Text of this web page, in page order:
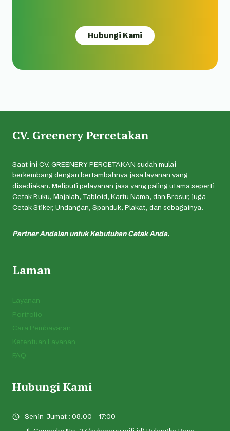
Hubungi Kami
CV. Greenery Percetakan
Saat ini CV. GREENERY PERCETAKAN sudah mulai
berkembang dengan bertambahnya jasa layanan yang
disediakan. Meliputi pelayanan jasa yang paling utama seperti
Cetak Buku, Majalah, Tabloid, Kartu Nama, dan Brosur, juga
Cetak Stiker, Undangan, Spanduk, Plakat, dan sebagainya.
Partner Andalan untuk Kebutuhan Cetak Anda.
Laman
Layanan
Portfolio
Cara Pembayaran
Ketentuan Layanan
FAQ
Hubungi Kami
Senin-Jumat : 08.00 - 17:00